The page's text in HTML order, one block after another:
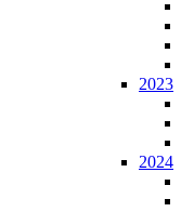
2023
2024